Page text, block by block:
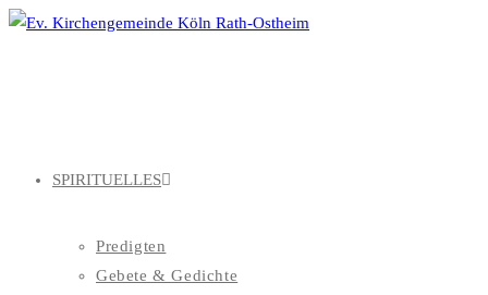
Zum
SPIRITUELLES
Predigten
Gebete & Gedichte